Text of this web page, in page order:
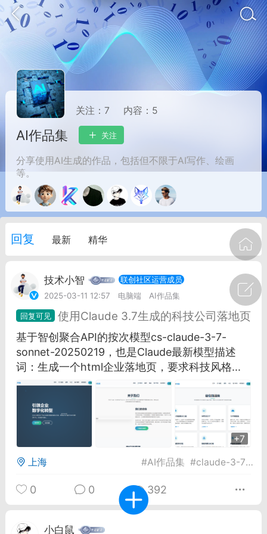
中英翻译
州 # 智狐AI工作台
1 22
聚合API
龙坤智创合作品牌
26 00:53
电脑端 公开内容
者怎么接入Claude Opus 5 ？智创聚合
调用
Opus 5 已在 Claude、Claude
API，以及 Amazon Web
、Google Cloud 和 Microsoft Foundry
Max 的新默认模型，并成为
关注：7 内容： 5
AI作品集 关注
分享使用AI生成的作品，包括但不限于AI写作、绘画
等。
回复 最新 精华
技术小智
联创社区运营成员
2025-03-11 12:57
电脑端 AI作品集
使用Claude 3.7生成的科技公司落地页
基于智创聚合API的按次模型cs-claude-3-7-
sonnet-20250219，也是Claude最新模型描述
词：生成一个html企业落地页，要求科技风格...
+7
上海 #AI作品集 #claude-3-7-sonnet-20250219
0 0 392
小白鼠